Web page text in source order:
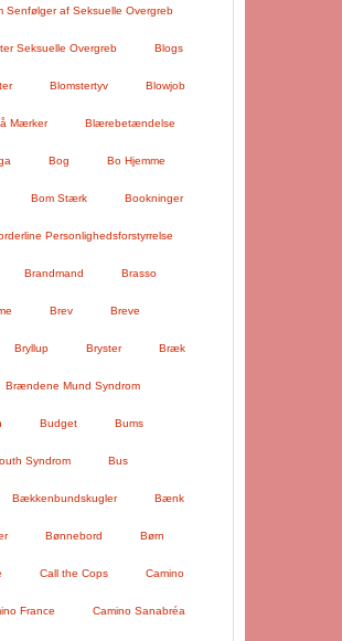
Senfølger af Seksuelle Overgreb
Seksuelle Overgreb Blogs
Blomstertyv Blowjob
Mærker Blærebetændelse
Bog Bo Hjemme
Bom Stærk Bookninger
Personlighedsforstyrrelse
Brandmand Brasso
Brev Breve
Bryllup Bryster Bræk
Brændene Mund Syndrom
Budget Bums
Syndrom Bus
Bækkenbundskugler Bænk
Bønnebord Børn
Call the Cops Camino
France Camino Sanabréa